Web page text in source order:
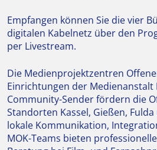
Empfangen können Sie die vier
digitalen Kabelnetz über den
per Livestream.
Die Medienprojektzentren
Einrichtungen der Medienanstalt
Community-Sender fördern die
Standorten Kassel, Gießen,
lokale Kommunikation,
MOK-Teams bieten